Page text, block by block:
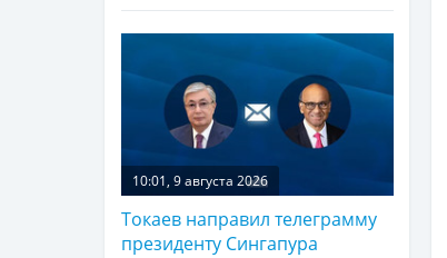
10:01, 9 августа 2026
Токаев направил телеграмму
президенту Сингапура